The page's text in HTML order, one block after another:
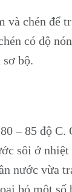
và chén để
có độ
bộ.
– 85 độ C.
sôi ở
nước vừa
bỏ một số